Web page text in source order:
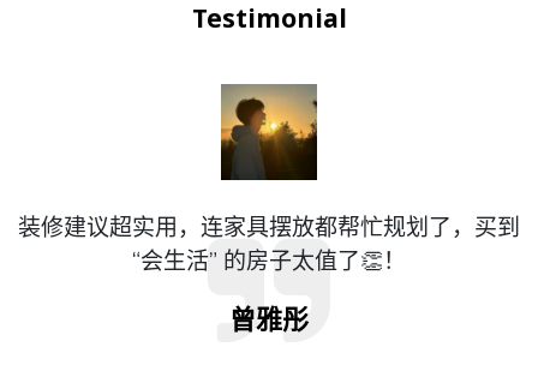
Testimonial
装修建议超实用，连家具摆放都帮忙规划了，买到
“会生活” 的房子太值了👏！
曾雅彤